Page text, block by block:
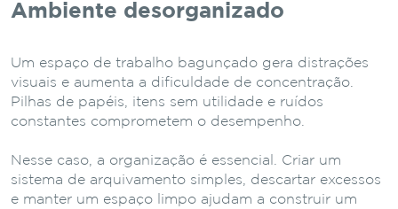
Ambiente desorganizado
Um espaço de trabalho bagunçado gera distrações
visuais e aumenta a dificuldade de concentração.
Pilhas de papéis, itens sem utilidade e ruídos
constantes comprometem o desempenho.
Nesse caso, a organização é essencial. Criar um
sistema de arquivamento simples, descartar excessos
e manter um espaço limpo ajudam a construir um